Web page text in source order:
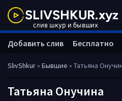
SlivShkur» Бывшие » Татьяна
Татьяна Онучина
Добавить слив Бесплатно